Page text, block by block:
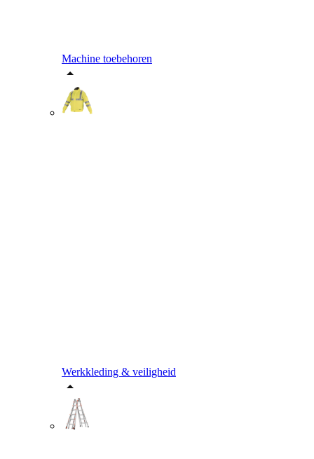
Machine toebehoren
Werkkleding & veiligheid